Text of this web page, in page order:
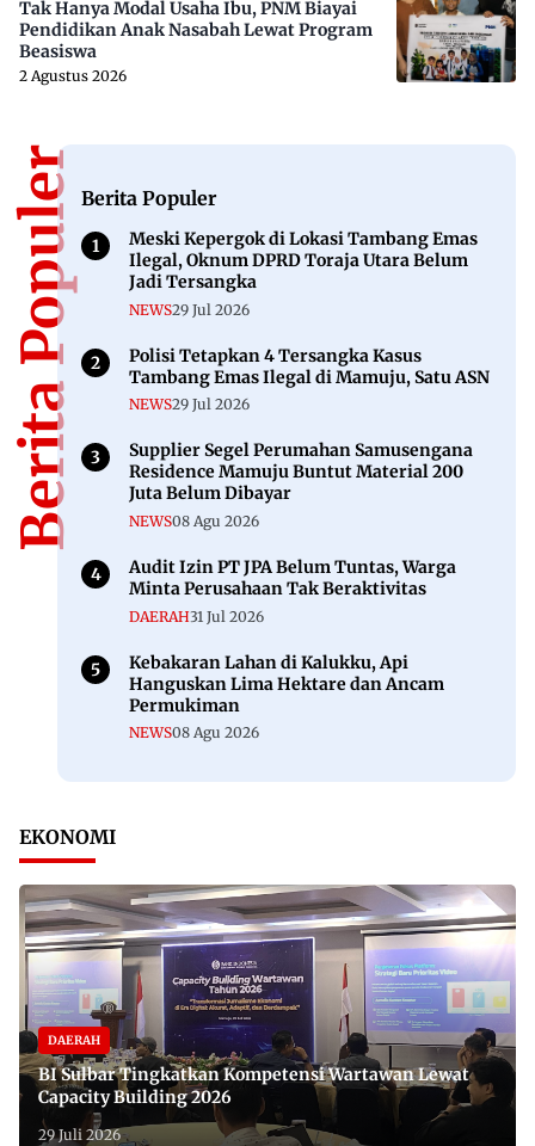
Tak Hanya Modal Usaha Ibu, PNM Biayai
Pendidikan Anak Nasabah Lewat Program
Beasiswa
2 Agustus 2026
Berita PopulerBerita Populer
Meski Kepergok di Lokasi Tambang Emas
Ilegal, Oknum DPRD Toraja Utara Belum
Jadi Tersangka
NEWS29 Jul 2026
Polisi Tetapkan 4 Tersangka Kasus
Tambang Emas Ilegal di Mamuju, Satu ASN
NEWS29 Jul 2026
Supplier Segel Perumahan Samusengana
Residence Mamuju Buntut Material 200
Juta Belum Dibayar
NEWS08 Agu 2026
Audit Izin PT JPA Belum Tuntas, Warga
Minta Perusahaan Tak Beraktivitas
DAERAH31 Jul 2026
Kebakaran Lahan di Kalukku, Api
Hanguskan Lima Hektare dan Ancam
Permukiman
NEWS08 Agu 2026
EKONOMI
DAERAH
BI Sulbar Tingkatkan Kompetensi Wartawan Lewat
Capacity Building 2026
29 Juli 2026